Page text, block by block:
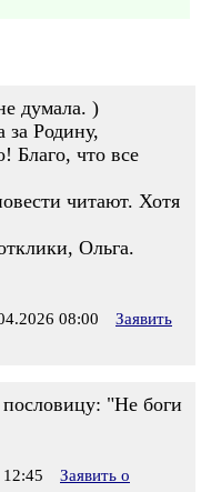
думала. )
за Родину,
Благо, что все
читают. Хотя
Ольга.
08:00
Заявить
"Не боги
Заявить о